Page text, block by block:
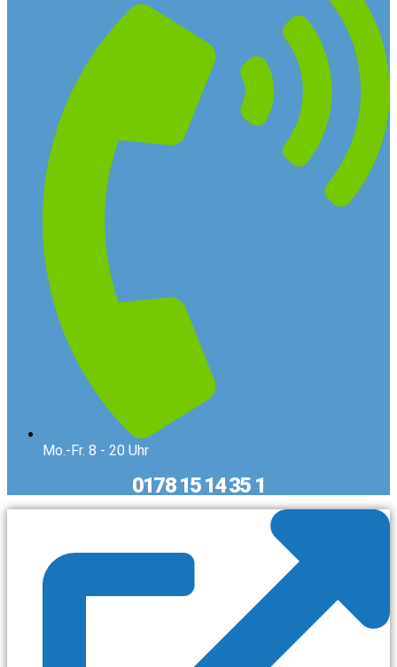
Mo.-Fr. 8 - 20 Uhr
0178 15 14 35 1